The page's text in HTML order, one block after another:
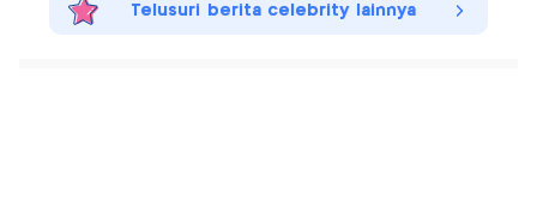
Telusuri berita celebrity lainnya